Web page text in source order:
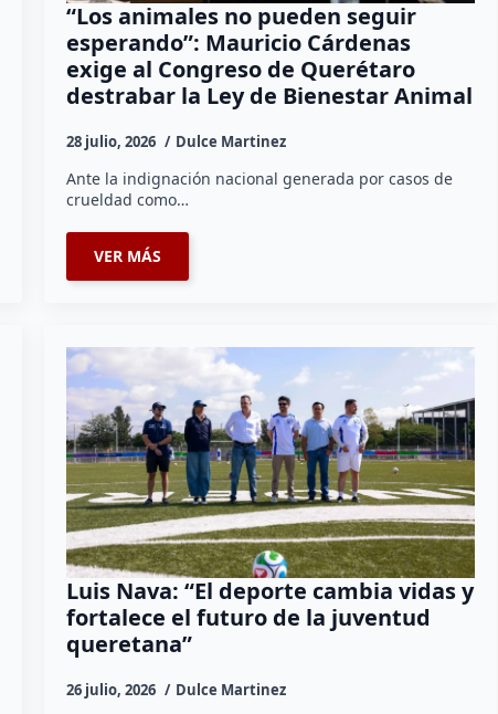
“Los animales no pueden seguir
esperando”: Mauricio Cárdenas
exige al Congreso de Querétaro
destrabar la Ley de Bienestar Animal
28 julio, 2026 Dulce Martinez
Ante la indignación nacional generada por casos de
crueldad como…
VER MÁS
Luis Nava: “El deporte cambia vidas y
fortalece el futuro de la juventud
queretana”
26 julio, 2026 Dulce Martinez